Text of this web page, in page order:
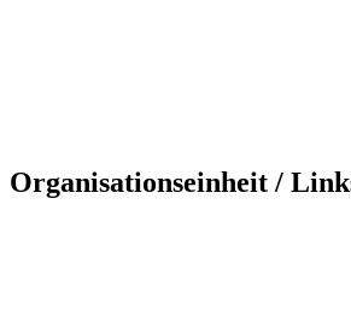
Organisationseinheit /